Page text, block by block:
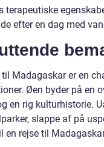
terapeutiske
efter en dag med
til Madagaskar er en
Øen byder på en
en rig kulturhistorie.
slappe af på
en rejse til